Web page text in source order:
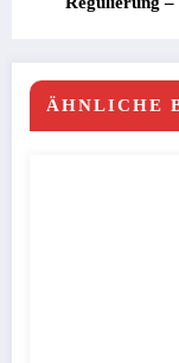
ÄHNLICHE